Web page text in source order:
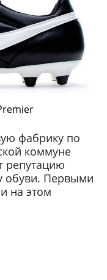
фабрику по
коммуне
репутацию
обуви. Первыми
на этом